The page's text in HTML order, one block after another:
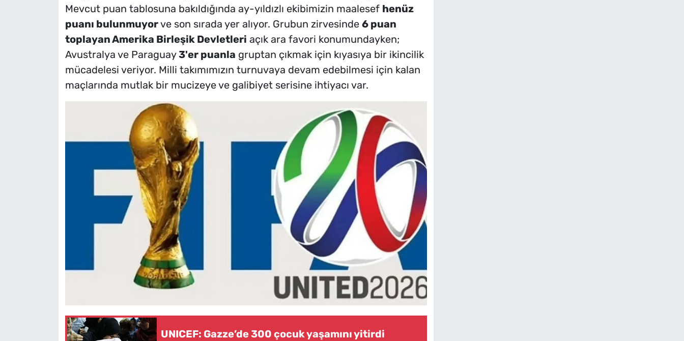
Mevcut puan tablosuna bakıldığında ay-yıldızlı ekibimizin maalesef henüz
puanı bulunmuyorve son sırada yer alıyor. Grubun zirvesinde 6 puan
toplayan Amerika Birleşik Devletleri açık ara favori konumundayken;
Avustralya ve Paraguay3'er puanla gruptan çıkmak için kıyasıya bir ikincilik
mücadelesi veriyor. Milli takımımızın turnuvaya devam edebilmesi için kalan
maçlarında mutlak bir mucizeye ve galibiyet serisine ihtiyacı var.
UNICEF: Gazze’de 300 çocuk yaşamını yitirdi